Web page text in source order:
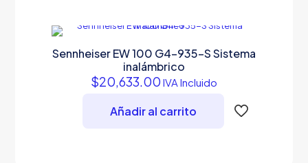
Sennheiser EW 100 G4-935-S Sistema
inalámbrico
$20,633.00 IVA Incluido
Añadir al carrito